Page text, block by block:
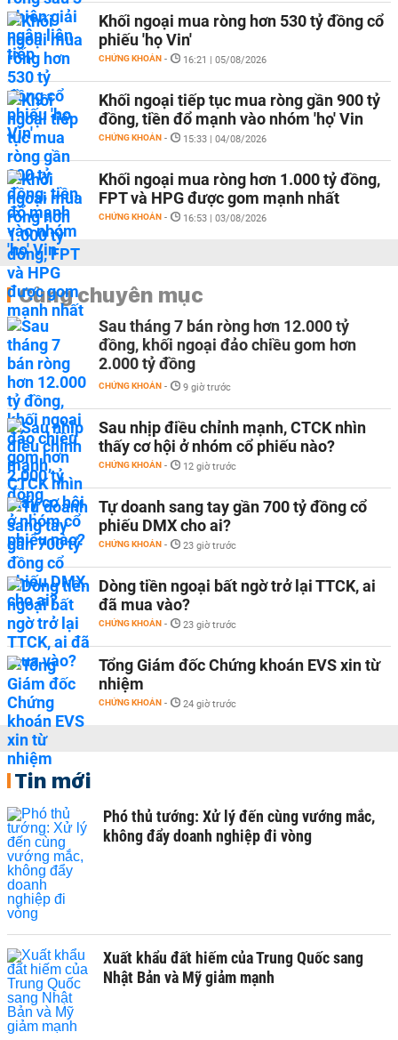
Khối ngoại mua ròng hơn 530 tỷ đồng cổ
phiếu 'họ Vin'
CHỨNG KHOÁN - 16:21 | 05/08/2026
Khối ngoại tiếp tục mua ròng gần 900 tỷ
đồng, tiền đổ mạnh vào nhóm 'họ' Vin
CHỨNG KHOÁN - 15:33 | 04/08/2026
Khối ngoại mua ròng hơn 1.000 tỷ đồng,
FPT và HPG được gom mạnh nhất
CHỨNG KHOÁN - 16:53 | 03/08/2026
Cùng chuyên mục
Sau tháng 7 bán ròng hơn 12.000 tỷ
đồng, khối ngoại đảo chiều gom hơn
2.000 tỷ đồng
CHỨNG KHOÁN - 9 giờ trước
Sau nhịp điều chỉnh mạnh, CTCK nhìn
thấy cơ hội ở nhóm cổ phiếu nào?
CHỨNG KHOÁN - 12 giờ trước
Tự doanh sang tay gần 700 tỷ đồng cổ
phiếu DMX cho ai?
CHỨNG KHOÁN - 23 giờ trước
Dòng tiền ngoại bất ngờ trở lại TTCK, ai
đã mua vào?
CHỨNG KHOÁN - 23 giờ trước
Tổng Giám đốc Chứng khoán EVS xin từ
nhiệm
CHỨNG KHOÁN - 24 giờ trước
Tin mới
Phó thủ tướng: Xử lý đến cùng vướng mắc,
không đẩy doanh nghiệp đi vòng
Xuất khẩu đất hiếm của Trung Quốc sang
Nhật Bản và Mỹ giảm mạnh